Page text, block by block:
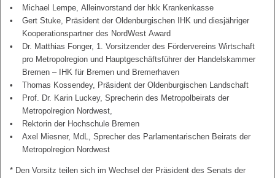
Michael Lempe, Alleinvorstand der hkk Krankenkasse
Gert Stuke, Präsident der Oldenburgischen IHK und diesjähriger
Kooperationspartner des NordWest Award
Dr. Matthias Fonger, 1. Vorsitzender des Fördervereins Wirtschaft
pro Metropolregion und Hauptgeschäftsführer der Handelskammer
Bremen – IHK für Bremen und Bremerhaven
Thomas Kossendey, Präsident der Oldenburgischen Landschaft
Prof. Dr. Karin Luckey, Sprecherin des Metropolbeirats der
Metropolregion Nordwest,
Rektorin der Hochschule Bremen
Axel Miesner, MdL, Sprecher des Parlamentarischen Beirats der
Metropolregion Nordwest
* Den Vorsitz teilen sich im Wechsel der Präsident des Senats der